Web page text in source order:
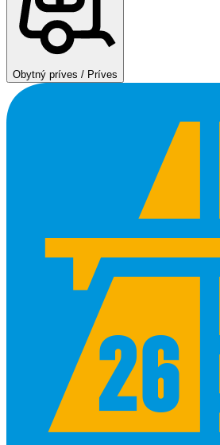
Obytný príves / Príves